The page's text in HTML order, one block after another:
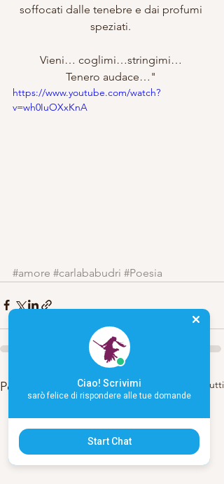
soffocati dalle tenebre e dai profumi
speziati.
Vieni… coglimi…stringimi…
Tenero audace…"
https://www.youtube.com/watch?
v=wh0IuOXxKnA
#amore #carlababudri #Poesia
Post recenti Mostra tutti
Ciao! Scrivimi
sarò felice di rispondere alle tue domande
Start Chat